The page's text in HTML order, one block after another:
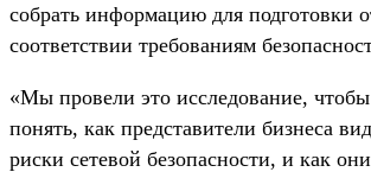
собрать информацию для подготовки
соответствии требованиям
«Мы провели это исследование,
понять, как представители бизнеса
риски сетевой безопасности, и как